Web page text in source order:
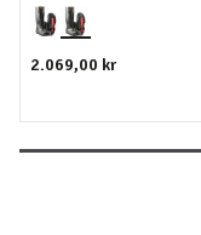
2.069,00 kr